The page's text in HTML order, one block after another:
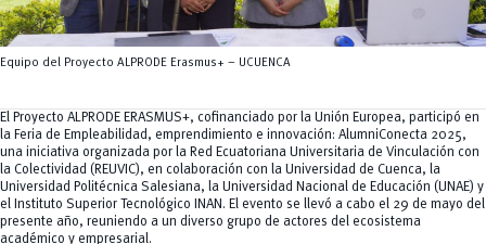
Equipo del Proyecto ALPRODE Erasmus+ – UCUENCA
El Proyecto ALPRODE ERASMUS+, cofinanciado por la Unión Europea, participó en
la Feria de Empleabilidad, emprendimiento e innovación: AlumniConecta 2025,
una iniciativa organizada por la Red Ecuatoriana Universitaria de Vinculación con
la Colectividad (REUVIC), en colaboración con la Universidad de Cuenca, la
Universidad Politécnica Salesiana, la Universidad Nacional de Educación (UNAE) y
el Instituto Superior Tecnológico INAN. El evento se llevó a cabo el 29 de mayo del
presente año, reuniendo a un diverso grupo de actores del ecosistema
académico y empresarial.